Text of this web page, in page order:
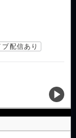
ブ配信あり